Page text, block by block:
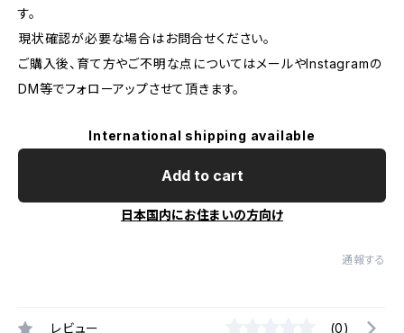
す。
現状確認が必要な場合はお問合せください。
ご購入後、育て方やご不明な点についてはメールやInstagramの
DM等でフォローアップさせて頂きます。
International shipping available
Add to cart
日本国内にお住まいの方向け
通報する
レビュー (0)